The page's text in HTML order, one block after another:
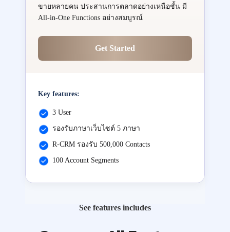
ขายหลายคน ประสานการตลาดอย่างเหนือชั้น มี
All-in-One Functions อย่างสมบูรณ์
Get Started
Key features:
3 User
รองรับภาษาเว็บไซต์ 5 ภาษา
R-CRM รองรับ 500,000 Contacts
100 Account Segments
See features includes